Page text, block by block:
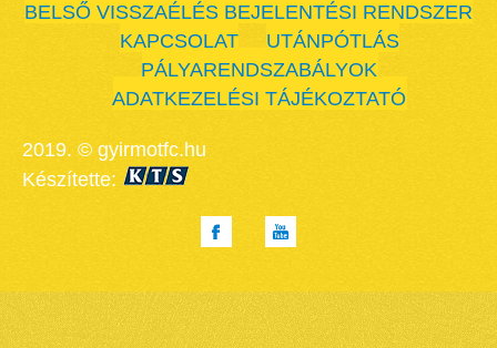
BELSŐ VISSZAÉLÉS BEJELENTÉSI RENDSZER
KAPCSOLAT
UTÁNPÓTLÁS
PÁLYARENDSZABÁLYOK
ADATKEZELÉSI TÁJÉKOZTATÓ
2019. © gyirmotfc.hu
Készítette: